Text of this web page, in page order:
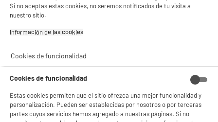
Rechazar todas
BIENVENIDO a ELECTRO
DEPOT
Con el fin de mejorar tu experiencia, y tras tu consentimiento, ELECTRO DEPOT
y sus socios utilizan cookies que procesan tus datos personales para:
- compartir contenido adaptado a tus preferencias
- ofrecer publicidad y comunicaciones personalizadas
Si no aceptas estas cookies, no seremos notificados de tu visita a
nuestro sitio.
Información de las cookies‎
Cookies de funcionalidad
Cookies de funcionalidad
Estas cookies permiten que el sitio ofrezca una mejor funcionalidad y
personalización. Pueden ser establecidas por nosotros o por terceras
partes cuyos servicios hemos agregado a nuestras páginas. Si no